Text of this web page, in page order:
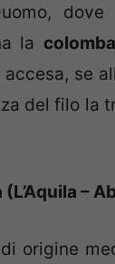
dove
la colomba
se
del filo la
–
origine